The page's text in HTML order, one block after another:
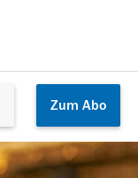
Zum Abo